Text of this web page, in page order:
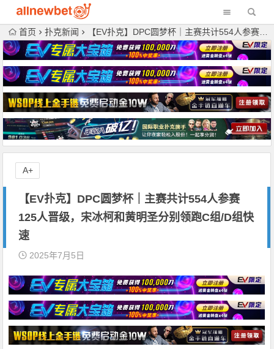
首页 扑克新闻 【EV扑克】DPC圆梦杯｜主赛共计554人参赛125人晋级，宋冰柯和黄明圣分别领跑C组/D组快速
【EV扑克】DPC圆梦杯｜主赛共计554人参赛
125人晋级，宋冰柯和黄明圣分别领跑C组/D组快
速
2025年7月5日
A+